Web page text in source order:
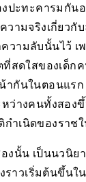
ปะทะคารมกัน
ามจริงเกี่ยวกับ
ามลับนั้นไว้ เ
ที่สดใสของเด็ก
กันในตอนแรก
ว่างคนทั้งสอง
ำเนิดของราช
งนั้น เป็นนวนิย
งราวเริ่มต้นขึ้น